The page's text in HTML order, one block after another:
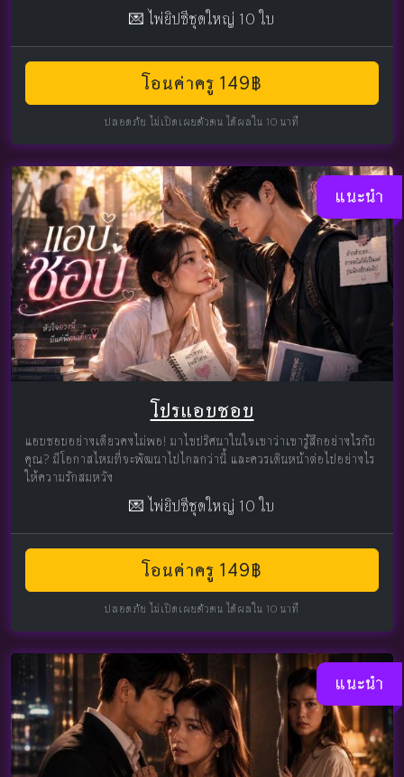
💌 ไพ่ยิปซีชุดใหญ่ 10 ใบ
โอนค่าครู 149฿
ปลอดภัย ไม่เปิดเผยตัวตน ได้ผลใน 10 นาที
แนะนำ
โปรแอบชอบ
แอบชอบอย่างเดียวคงไม่พอ! มาไขปริศนาในใจเขาว่าเขารู้สึกอย่างไรกับ
คุณ? มีโอกาสไหมที่จะพัฒนาไปไกลกว่านี้ และควรเดินหน้าต่อไปอย่างไร
ให้ความรักสมหวัง
💌 ไพ่ยิปซีชุดใหญ่ 10 ใบ
โอนค่าครู 149฿
ปลอดภัย ไม่เปิดเผยตัวตน ได้ผลใน 10 นาที
แนะนำ